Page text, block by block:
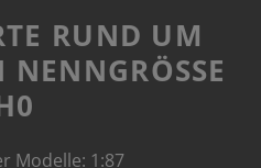
RUND UM
H
Modelle: 1:87